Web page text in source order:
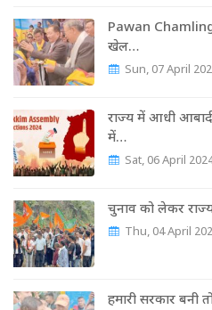
Pawan Chamling
खेल…
Sun, 07 April
राज्‍य में आधी
में…
Sat, 06 April
चुनाव को लेकर
Thu, 04 April
हमारी सरकार बनी